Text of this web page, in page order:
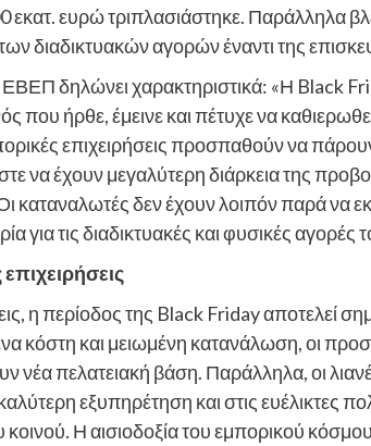
εκατ. ευρώ τριπλασιάστηκε. Παράλληλα
διαδικτυακών αγορών έναντι της
δηλώνει χαρακτηριστικά: «Η Black
που ήρθε, έμεινε και πέτυχε να
επιχειρήσεις προσπαθούν να
να έχουν μεγαλύτερη διάρκεια της
καταναλωτές δεν έχουν λοιπόν παρά να
για τις διαδικτυακές και φυσικές αγορές
επιχειρήσεις
η περίοδος της Black Friday
κόστη και μειωμένη κατανάλωση, οι
νέα πελατειακή βάση. Παράλληλα, οι
εξυπηρέτηση και στις ευέλικτες
Η αισιοδοξία του εμπορικού